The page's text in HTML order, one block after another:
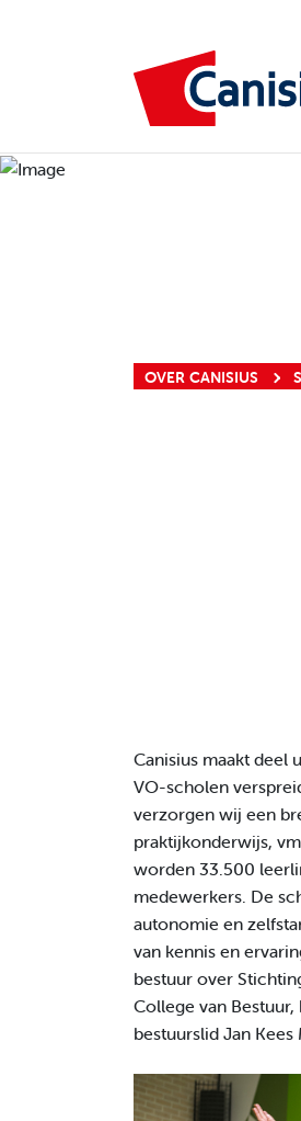
OVER CANISIUS
Canisius maakt deel
VO-scholen
verzorgen wij een
praktijkonderwijs,
worden 33.500
medewerkers. De
autonomie en
van kennis en
bestuur over
College van
bestuurslid Jan Kees